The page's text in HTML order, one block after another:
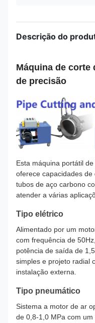
Descrição do
Máquina de corte
de precisão
Esta máquina portátil
oferece capacidades
tubos de aço carbono
atender a várias
Tipo elétrico
Alimentado por um
com frequência de
potência de saída de
simples e projeto radial
instalação externa.
Tipo pneumático
Sistema a motor de ar
de 0,8-1,0 MPa com